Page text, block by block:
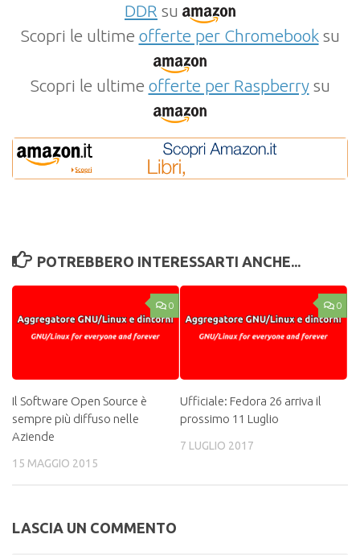
DDR su
Scopri le ultime offerte per Chromebooksu
Scopri le ultime offerte per Raspberrysu
POTREBBERO INTERESSARTI ANCHE...
0
Il Software Open Source è
sempre più diffuso nelle
Aziende
15 MAGGIO 2015
0
Ufficiale: Fedora 26 arriva il
prossimo 11 Luglio
7 LUGLIO 2017
LASCIA UN COMMENTO